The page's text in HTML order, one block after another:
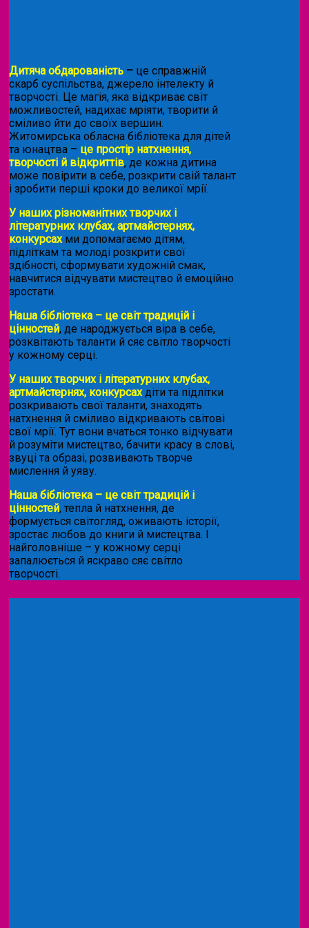
Дитяча обдарованість – це справжній
скарб суспільства, джерело інтелекту й
творчості. Це магія, яка відкриває світ
можливостей, надихає мріяти, творити й
сміливо йти до своїх вершин.
Житомирська обласна бібліотека для дітей
та юнацтва – це простір натхнення,
творчості й відкриттів, де кожна дитина
може повірити в себе, розкрити свій талант
і зробити перші кроки до великої мрії.
У наших різноманітних творчих і
літературних клубах, артмайстернях,
конкурсахми допомагаємо дітям,
підліткам та молоді розкрити свої
здібності, сформувати художній смак,
навчитися відчувати мистецтво й емоційно
зростати.
Наша бібліотека – це світ традицій і
цінностей, де народжується віра в себе,
розквітають таланти й сяє світло творчості
у кожному серці.
У наших творчих і літературних клубах,
артмайстернях, конкурсахдіти та підлітки
розкривають свої таланти, знаходять
натхнення й сміливо відкривають світові
свої мрії. Тут вони вчаться тонко відчувати
й розуміти мистецтво, бачити красу в слові,
звуці та образі, розвивають творче
мислення й уяву.
Наша бібліотека – це світ традицій і
цінностей, тепла й натхнення, де
формується світогляд, оживають історії,
зростає любов до книги й мистецтва. І
найголовніше – у кожному серці
запалюється й яскраво сяє світло
творчості.